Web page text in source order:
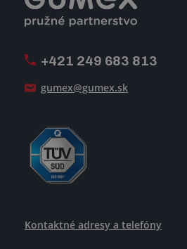
+421 249 683 813
gumex@gumex.sk
Kontaktné adresy a telefóny
Firemný časopis Géčko